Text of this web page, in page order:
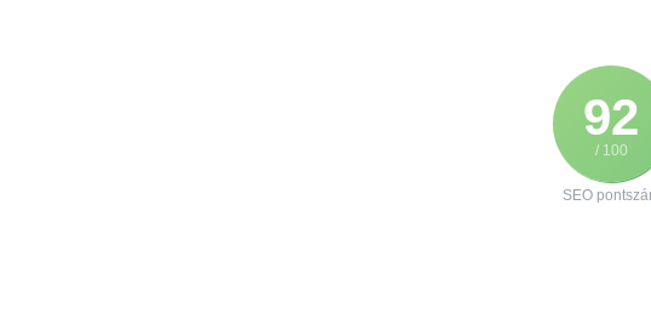
92
/ 100
SEO